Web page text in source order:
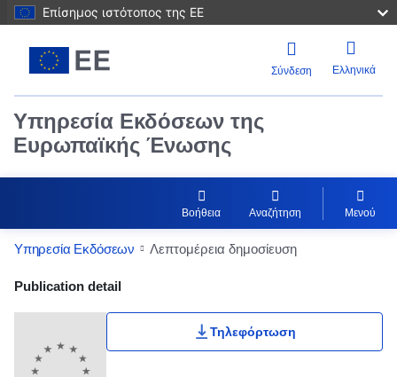
Επίσημος ιστότοπος της ΕΕ
Σύνδεση Ελληνικά
Υπηρεσία Εκδόσεων της
Ευρωπαϊκής Ένωσης
Βοήθεια Αναζήτηση Μενού
Υπηρεσία Εκδόσεων Λεπτομέρεια δημοσίευση
Publication Detail Actions Portlet
Publication detail
Τηλεφόρτωση